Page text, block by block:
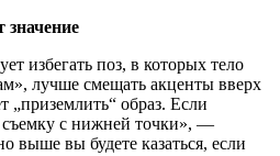
избегать поз, в которых тело
лучше смещать акценты вверх
„приземлить“ образ. Если
съемку с нижней точки», —
выше вы будете казаться, если